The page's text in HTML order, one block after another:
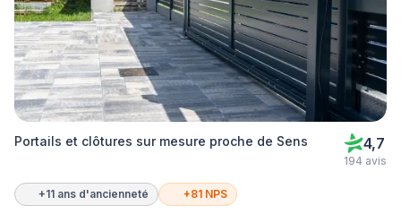
Portails et clôtures sur mesure proche de Sens 4,7
194 avis
+11 ans d'ancienneté +81 NPS